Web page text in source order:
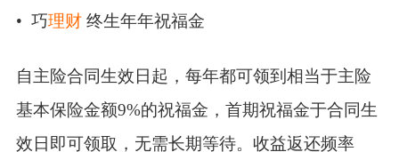
• 巧理财终生年年祝福金
自主险合同生效日起，每年都可领到相当于主险
基本保险金额9%的祝福金，首期祝福金于合同生
效日即可领取，无需长期等待。收益返还频率